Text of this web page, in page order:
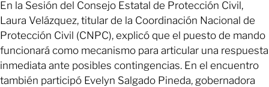
En la Sesión del Consejo Estatal de Protección Civil,
Laura Velázquez, titular de la Coordinación Nacional de
Protección Civil (CNPC), explicó que el puesto de mando
funcionará como mecanismo para articular una respuesta
inmediata ante posibles contingencias. En el encuentro
también participó Evelyn Salgado Pineda, gobernadora